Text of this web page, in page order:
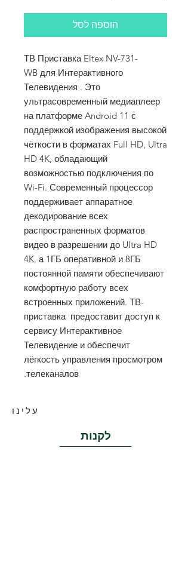
הוספה לסל
ТВ Приставка Eltex NV-731-
WB для Интерактивного
Телевидения . Это
ультрасовременный медиаплеер
на платформе Android 11 с
поддержкой изображения высокой
чёткости в форматах Full HD, Ultra
HD 4K, обладающий
возможностью подключения по
Wi-Fi. Современный процессор
поддерживает аппаратное
декодирование всех
распространенных форматов
видео в разрешении до Ultra HD
4K, а 1ГБ оперативной и 8ГБ
постоянной памяти обеспечивают
комфортную работу всех
встроенных приложений. ТВ-
приставка предоставит доступ к
сервису Интерактивное
Телевидение и обеспечит
лёгкость управления просмотром
телеканалов.
עלינו
לקנות